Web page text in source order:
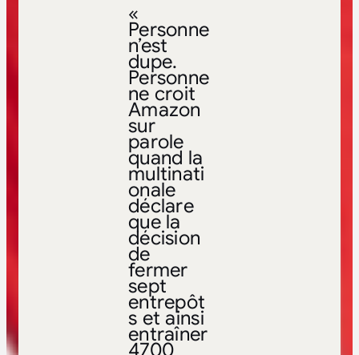
«
Personne
n’est
dupe.
Personne
ne croit
Amazon
sur
parole
quand la
multinati
onale
déclare
que la
décision
de
fermer
sept
entrepôt
s et ainsi
entraîner
4700